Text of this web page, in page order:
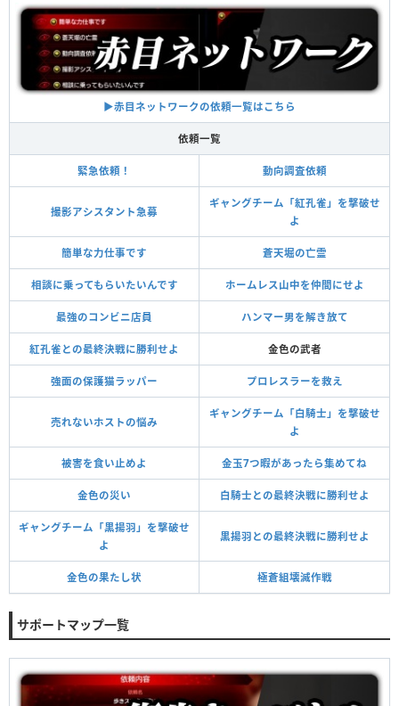
▶︎赤目ネットワークの依頼一覧はこちら
依頼一覧
緊急依頼！ 動向調査依頼
撮影アシスタント急募
ギャングチーム「紅孔雀」を撃破せ
よ
簡単な力仕事です 蒼天堀の亡霊
相談に乗ってもらいたいんです ホームレス山中を仲間にせよ
最強のコンビニ店員 ハンマー男を解き放て
紅孔雀との最終決戦に勝利せよ 金色の武者
強面の保護猫ラッパー プロレスラーを救え
売れないホストの悩み
ギャングチーム「白騎士」を撃破せ
よ
被害を食い止めよ 金玉7つ暇があったら集めてね
金色の災い 白騎士との最終決戦に勝利せよ
ギャングチーム「黒揚羽」を撃破せ
よ
黒揚羽との最終決戦に勝利せよ
金色の果たし状 極蒼組壊滅作戦
サポートマップ一覧